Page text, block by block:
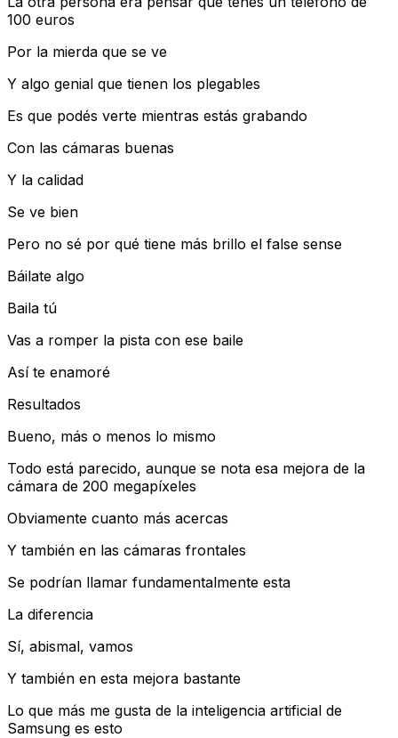
100 euros
Por la mierda que se ve
Y algo genial que tienen los plegables
Es que podés verte mientras estás grabando
Con las cámaras buenas
Y la calidad
Se ve bien
Pero no sé por qué tiene más brillo el false sense
Báilate algo
Baila tú
Vas a romper la pista con ese baile
Así te enamoré
Resultados
Bueno, más o menos lo mismo
Todo está parecido, aunque se nota esa mejora de la
cámara de 200 megapíxeles
Obviamente cuanto más acercas
Y también en las cámaras frontales
Se podrían llamar fundamentalmente esta
La diferencia
Sí, abismal, vamos
Y también en esta mejora bastante
Lo que más me gusta de la inteligencia artificial de
Samsung es esto